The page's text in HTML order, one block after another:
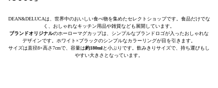
DEAN&DELUCAは、世界中のおいしい食べ物を集めたセレクトショップです。食品だけでな
く、おしゃれなキッチン用品や雑貨なども展開しています。
ブランドオリジナルのホーローマグカップは、シンプルなブランドロゴが入ったおしゃれな
デザインです。ホワイト×ブラックのシンプルなカラーリングが目を引きます。
サイズは直径8×高さ7cmで、容量は約180mlと小ぶりです。飲みきりサイズで、持ち運びもし
やすい大きさとなっています。